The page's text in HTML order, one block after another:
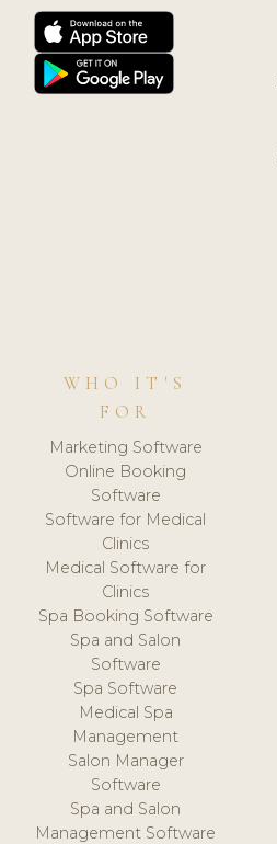
WHO IT'S
FOR
Marketing Software
Online Booking
Software
Software for Medical
Clinics
Medical Software for
Clinics
Spa Booking Software
Spa and Salon
Software
Spa Software
Medical Spa
Management
Salon Manager
Software
Spa and Salon
Management Software